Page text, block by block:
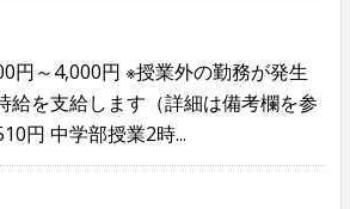
円～4,000円 ※授業外の勤務が発生
給を支給します（詳細は備考欄を参
円 中学部授業2時...